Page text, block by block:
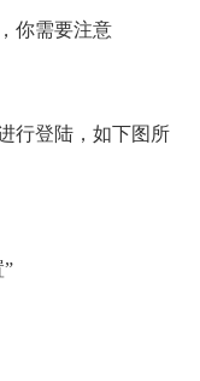
你需要注意
行登陆，如下图所